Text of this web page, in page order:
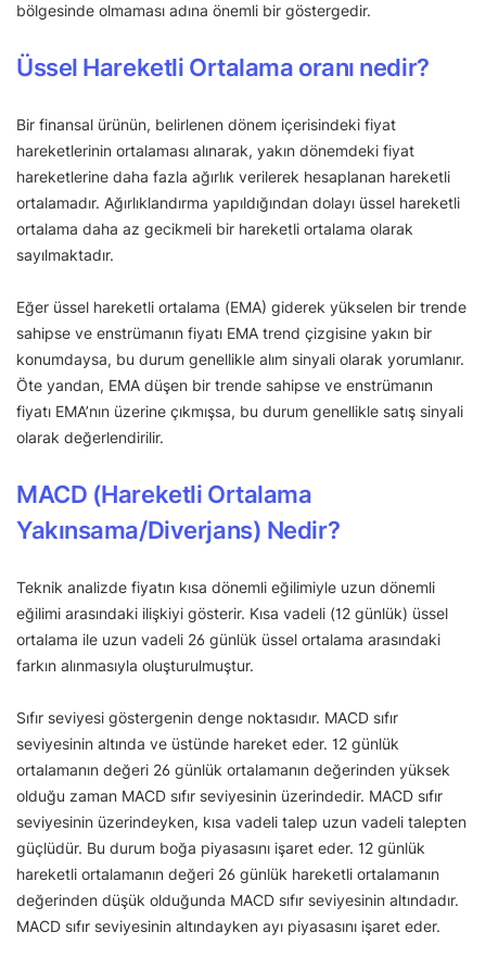
bölgesinde olmaması adına önemli bir göstergedir.
Üssel Hareketli Ortalama oranı nedir?
Bir finansal ürünün, belirlenen dönem içerisindeki fiyat
hareketlerinin ortalaması alınarak, yakın dönemdeki fiyat
hareketlerine daha fazla ağırlık verilerek hesaplanan hareketli
ortalamadır. Ağırlıklandırma yapıldığından dolayı üssel hareketli
ortalama daha az gecikmeli bir hareketli ortalama olarak
sayılmaktadır.
Eğer üssel hareketli ortalama (EMA) giderek yükselen bir trende
sahipse ve enstrümanın fiyatı EMA trend çizgisine yakın bir
konumdaysa, bu durum genellikle alım sinyali olarak yorumlanır.
Öte yandan, EMA düşen bir trende sahipse ve enstrümanın
fiyatı EMA’nın üzerine çıkmışsa, bu durum genellikle satış sinyali
olarak değerlendirilir.
MACD (Hareketli Ortalama
Yakınsama/Diverjans) Nedir?
Teknik analizde fiyatın kısa dönemli eğilimiyle uzun dönemli
eğilimi arasındaki ilişkiyi gösterir. Kısa vadeli (12 günlük) üssel
ortalama ile uzun vadeli 26 günlük üssel ortalama arasındaki
farkın alınmasıyla oluşturulmuştur.
Sıfır seviyesi göstergenin denge noktasıdır. MACD sıfır
seviyesinin altında ve üstünde hareket eder. 12 günlük
ortalamanın değeri 26 günlük ortalamanın değerinden yüksek
olduğu zaman MACD sıfır seviyesinin üzerindedir. MACD sıfır
seviyesinin üzerindeyken, kısa vadeli talep uzun vadeli talepten
güçlüdür. Bu durum boğa piyasasını işaret eder. 12 günlük
hareketli ortalamanın değeri 26 günlük hareketli ortalamanın
değerinden düşük olduğunda MACD sıfır seviyesinin altındadır.
MACD sıfır seviyesinin altındayken ayı piyasasını işaret eder.